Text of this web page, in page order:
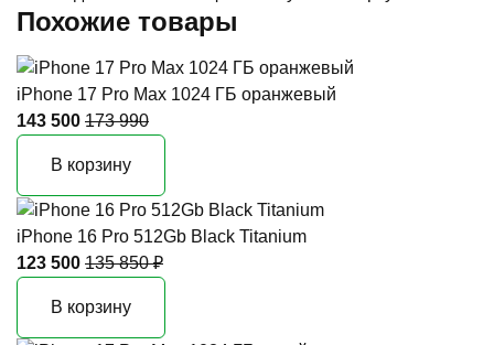
Похожие товары
iPhone 17 Pro Max 1024 ГБ оранжевый
143 500 173 990
В корзину
iPhone 16 Pro 512Gb Black Titanium
123 500 135 850 ₽
В корзину